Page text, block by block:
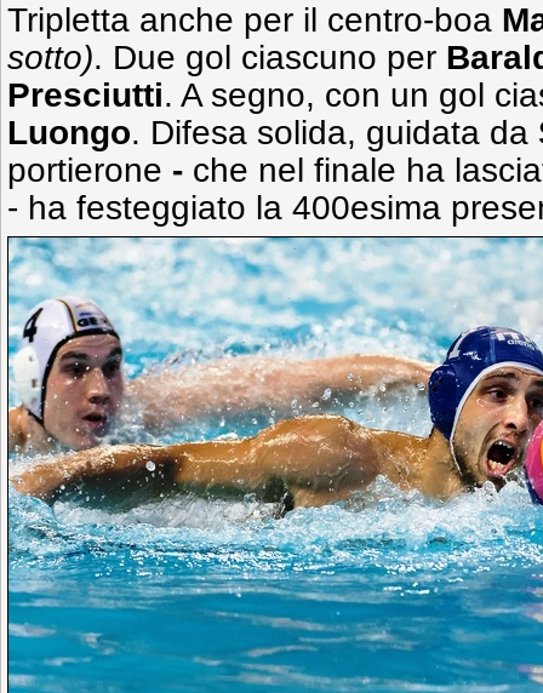
Tripletta anche per il centro-boa
sotto). Due gol ciascuno per
Presciutti. A segno, con un gol
Luongo. Difesa solida, guidata da
portierone - che nel finale ha
- ha festeggiato la 400esima